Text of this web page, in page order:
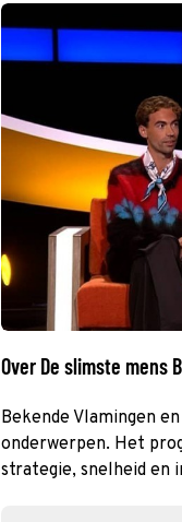
Over De slimste mens
Bekende Vlamingen
onderwerpen. Het
strategie, snelheid en